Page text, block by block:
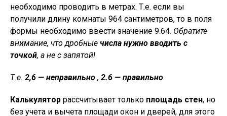
необходимо проводить в метрах. Т.е. если вы
получили длину комнаты 964 сантиметров, то в поля
формы необходимо ввести значение 9.64. Обратите
внимание, что дробные числа нужно вводить с
точкой, а не с запятой!
Т.е. 2,6 — неправильно , 2.6 — правильно
Калькулятор рассчитывает только площадь стен, но
без учета и вычета площади окон и дверей, для этого